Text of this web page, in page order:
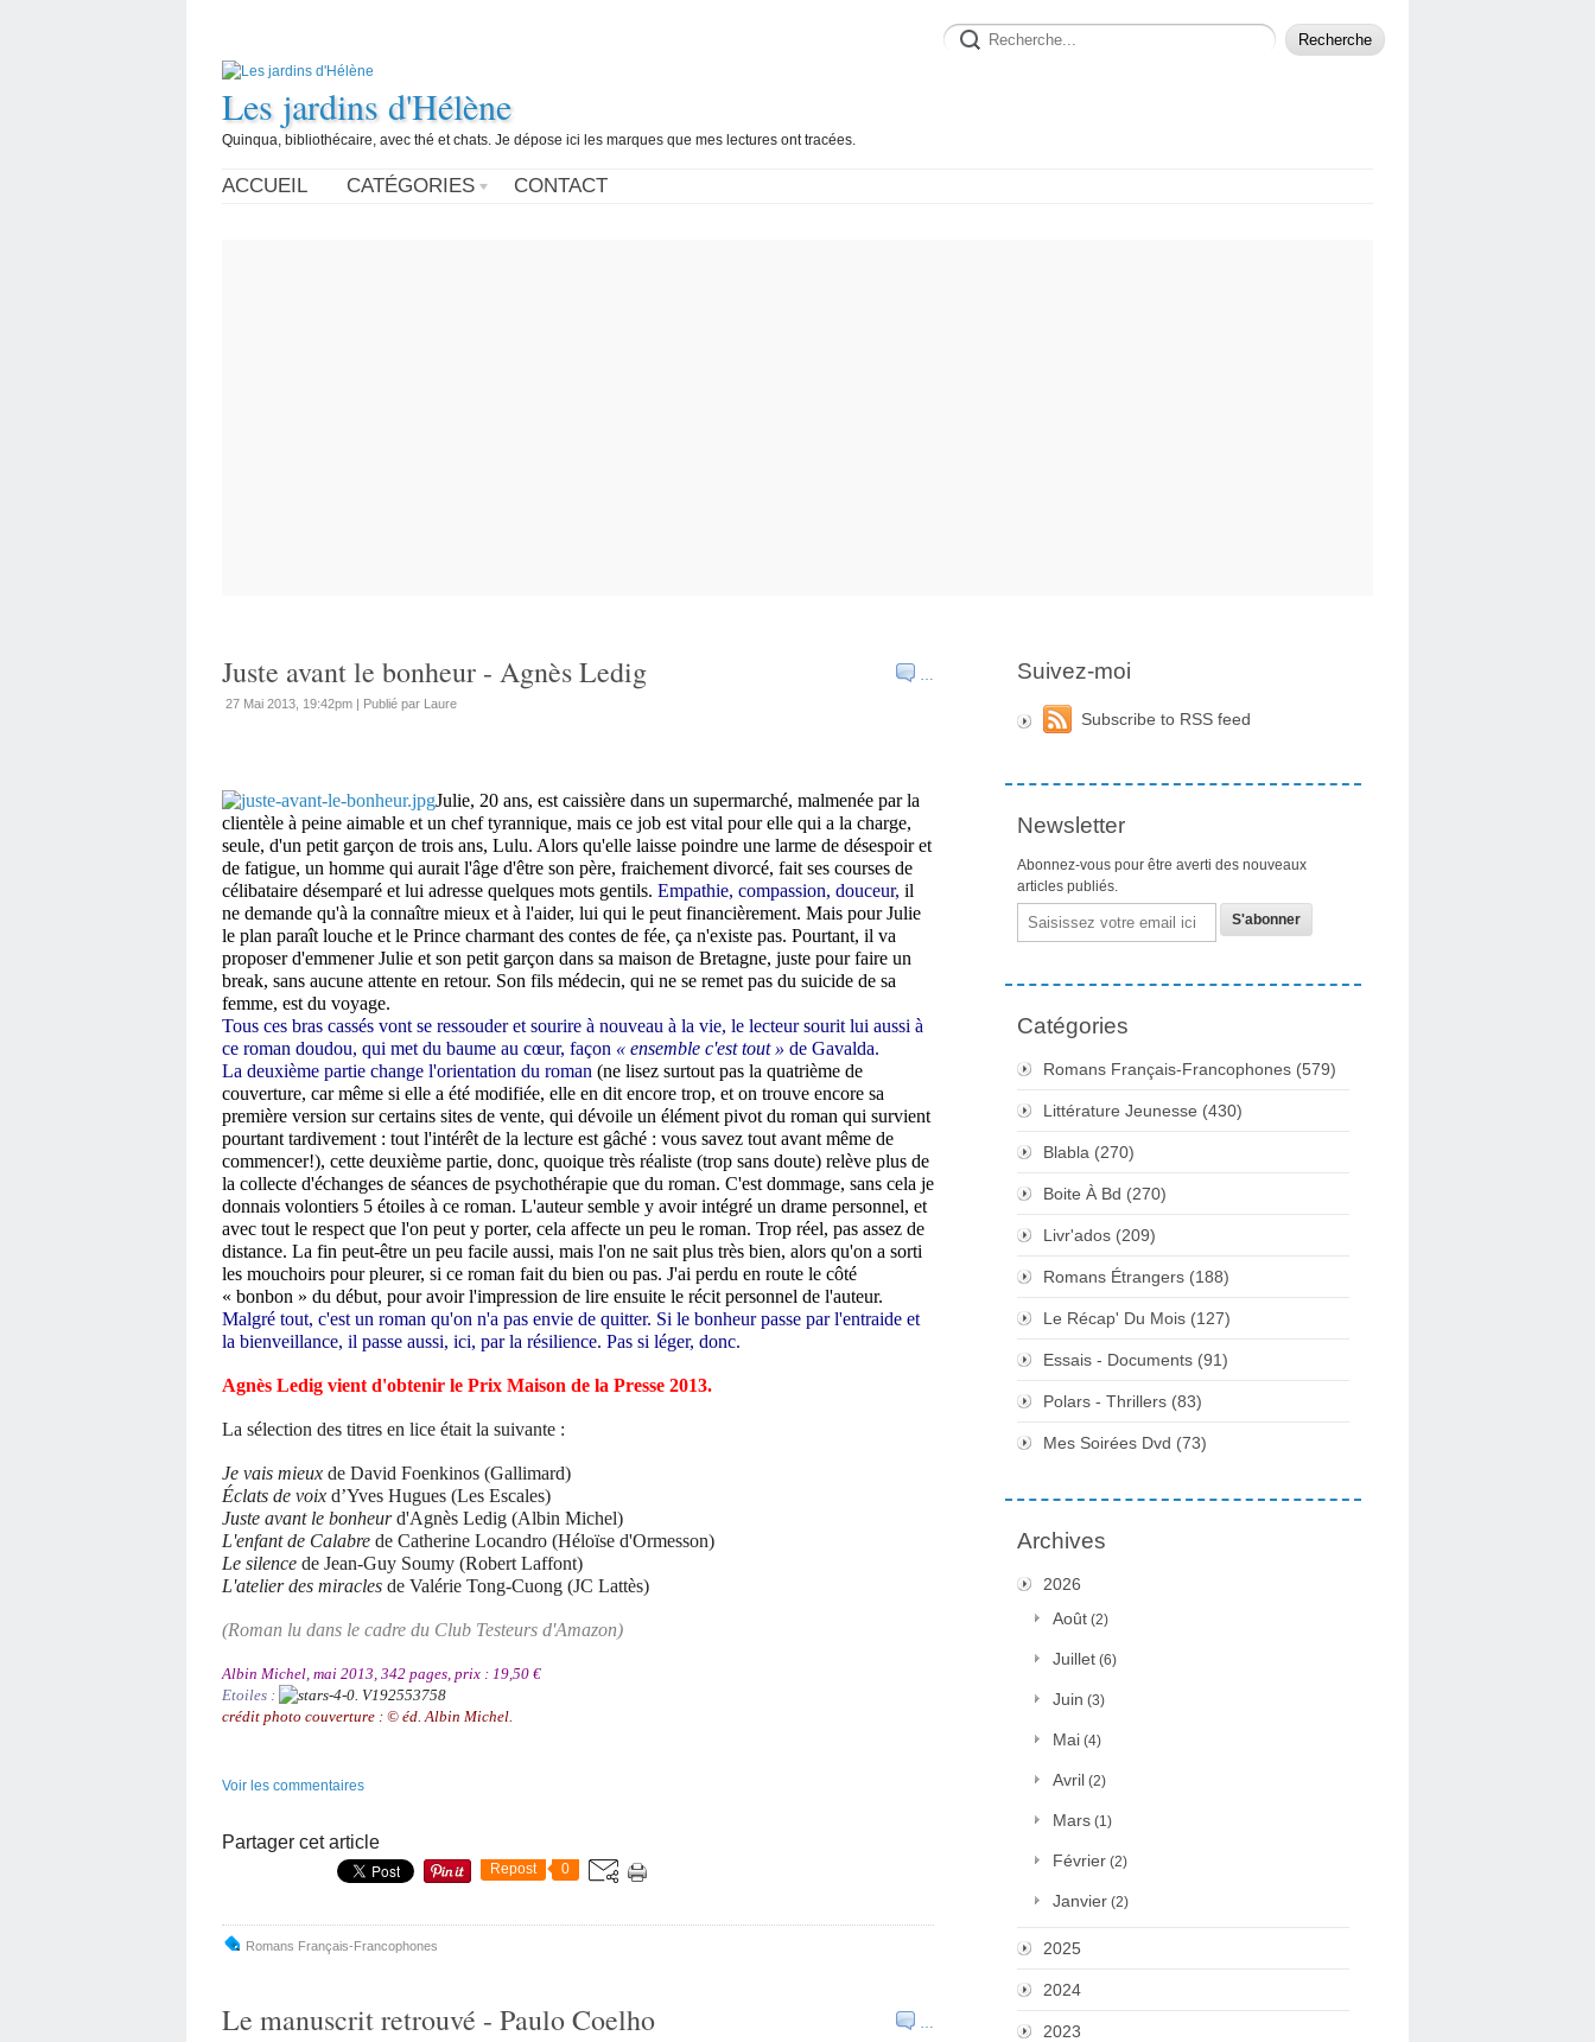
Les jardins d'Hélène
Quinqua, bibliothécaire, avec thé et chats. Je dépose ici les marques que mes lectures ont tracées.
ACCUEIL CATÉGORIES CONTACT
…
Juste avant le bonheur - Agnès Ledig
27 Mai 2013, 19:42pm | Publié par Laure
Julie, 20 ans, est caissière dans un supermarché, malmenée par la
clientèle à peine aimable et un chef tyrannique, mais ce job est vital pour elle qui a la charge,
seule, d'un petit garçon de trois ans, Lulu. Alors qu'elle laisse poindre une larme de désespoir et
de fatigue, un homme qui aurait l'âge d'être son père, fraichement divorcé, fait ses courses de
célibataire désemparé et lui adresse quelques mots gentils. Empathie, compassion, douceur, il
ne demande qu'à la connaître mieux et à l'aider, lui qui le peut financièrement. Mais pour Julie
le plan paraît louche et le Prince charmant des contes de fée, ça n'existe pas. Pourtant, il va
proposer d'emmener Julie et son petit garçon dans sa maison de Bretagne, juste pour faire un
break, sans aucune attente en retour. Son fils médecin, qui ne se remet pas du suicide de sa
femme, est du voyage.
Tous ces bras cassés vont se ressouder et sourire à nouveau à la vie, le lecteur sourit lui aussi à
ce roman doudou, qui met du baume au cœur, façon « ensemble c'est tout » de Gavalda.
La deuxième partie change l'orientation du roman (ne lisez surtout pas la quatrième de
couverture, car même si elle a été modifiée, elle en dit encore trop, et on trouve encore sa
première version sur certains sites de vente, qui dévoile un élément pivot du roman qui survient
pourtant tardivement : tout l'intérêt de la lecture est gâché : vous savez tout avant même de
commencer!), cette deuxième partie, donc, quoique très réaliste (trop sans doute) relève plus de
la collecte d'échanges de séances de psychothérapie que du roman. C'est dommage, sans cela je
donnais volontiers 5 étoiles à ce roman. L'auteur semble y avoir intégré un drame personnel, et
avec tout le respect que l'on peut y porter, cela affecte un peu le roman. Trop réel, pas assez de
distance. La fin peut-être un peu facile aussi, mais l'on ne sait plus très bien, alors qu'on a sorti
les mouchoirs pour pleurer, si ce roman fait du bien ou pas. J'ai perdu en route le côté
« bonbon » du début, pour avoir l'impression de lire ensuite le récit personnel de l'auteur.
Malgré tout, c'est un roman qu'on n'a pas envie de quitter. Si le bonheur passe par l'entraide et
la bienveillance, il passe aussi, ici, par la résilience. Pas si léger, donc.
Agnès Ledig vient d'obtenir le Prix Maison de la Presse 2013.
La sélection des titres en lice était la suivante :
Je vais mieux de David Foenkinos (Gallimard)
Éclats de voix d’Yves Hugues (Les Escales)
Juste avant le bonheurd'Agnès Ledig (Albin Michel)
L'enfant de Calabre de Catherine Locandro (Héloïse d'Ormesson)
Le silence de Jean-Guy Soumy (Robert Laffont)
L'atelier des miracles de Valérie Tong-Cuong (JC Lattès)
(Roman lu dans le cadre du Club Testeurs d'Amazon)
Albin Michel, mai 2013, 342 pages, prix : 19,50 €
Etoiles :
crédit photo couverture : © éd. Albin Michel.
Voir les commentaires
Partager cet article
Repost 0
Romans Français-Francophones
…
Le manuscrit retrouvé - Paulo Coelho
Suivez-moi
Subscribe to RSS feed
Newsletter
Abonnez-vous pour être averti des nouveaux
articles publiés.
Email
Catégories
Romans Français-Francophones (579)
Littérature Jeunesse (430)
Blabla (270)
Boite À Bd (270)
Livr'ados (209)
Romans Étrangers (188)
Le Récap' Du Mois (127)
Essais - Documents (91)
Polars - Thrillers (83)
Mes Soirées Dvd (73)
Archives
2026
Août (2)
Juillet (6)
Juin (3)
Mai (4)
Avril (2)
Mars (1)
Février (2)
Janvier (2)
2025
2024
2023